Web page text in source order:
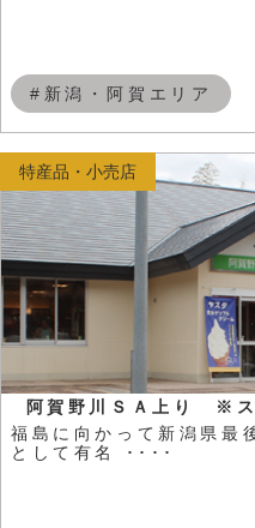
#新潟・阿賀エリア
阿賀野川ＳＡ上り ※ス
福島に向かって新潟県最
として有名 ････
特産品・小売店